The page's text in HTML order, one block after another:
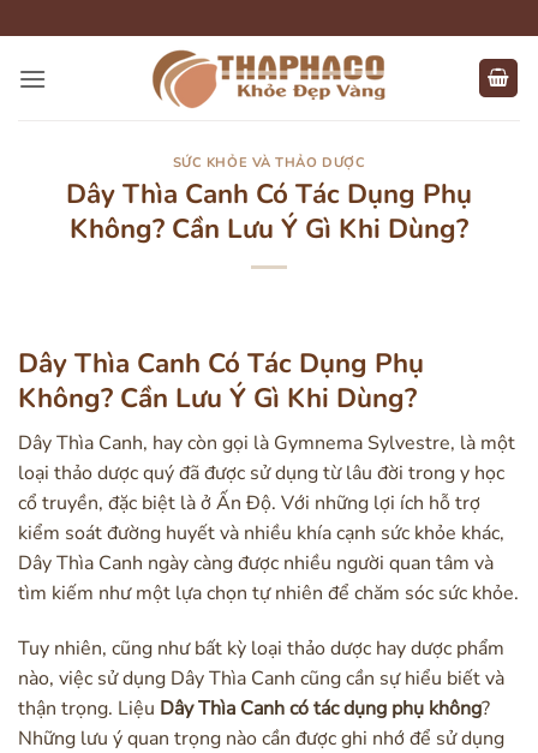
qua
nội
SỨC KHỎE VÀ THẢO DƯỢC
Dây Thìa Canh Có Tác Dụng Phụ
Không? Cần Lưu Ý Gì Khi Dùng?
Dây Thìa Canh Có Tác Dụng Phụ
Không? Cần Lưu Ý Gì Khi Dùng?
Dây Thìa Canh, hay còn gọi là Gymnema Sylvestre, là một
loại thảo dược quý đã được sử dụng từ lâu đời trong y học
cổ truyền, đặc biệt là ở Ấn Độ. Với những lợi ích hỗ trợ
kiểm soát đường huyết và nhiều khía cạnh sức khỏe khác,
Dây Thìa Canh ngày càng được nhiều người quan tâm và
tìm kiếm như một lựa chọn tự nhiên để chăm sóc sức khỏe.
Tuy nhiên, cũng như bất kỳ loại thảo dược hay dược phẩm
nào, việc sử dụng Dây Thìa Canh cũng cần sự hiểu biết và
thận trọng. Liệu Dây Thìa Canh có tác dụng phụ không?
Những lưu ý quan trọng nào cần được ghi nhớ để sử dụng